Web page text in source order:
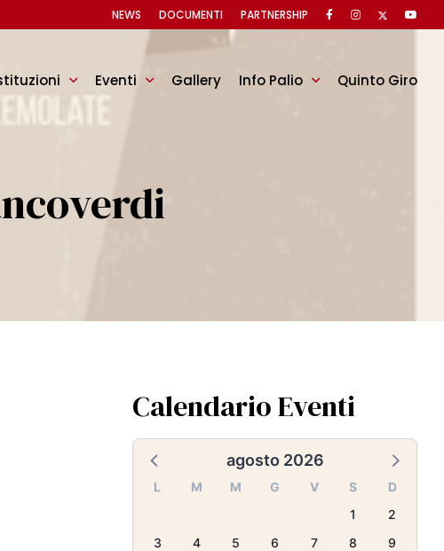
Eventi Gallery Info Palio Quinto Giro
NEWS DOCUMENTI PARTNERSHIP
Calendario Eventi
agosto 2026
L M M G V S
D
1
2
3
4 5 6 7 8
9